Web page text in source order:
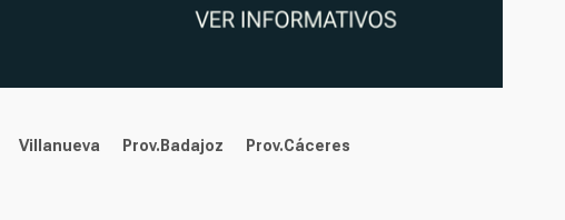
Villanueva Prov.Badajoz Prov.Cáceres